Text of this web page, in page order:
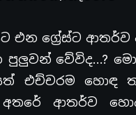
එන ග්‍රේස්ට
වේවිද…?
එච්චරම හොඳ
අතරේ ආතර්ව